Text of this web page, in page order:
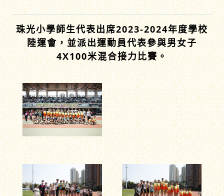
珠光小學師生代表出席2023-2024年度學校
陸運會，並派出運動員代表參與男女子
4X100米混合接力比賽。